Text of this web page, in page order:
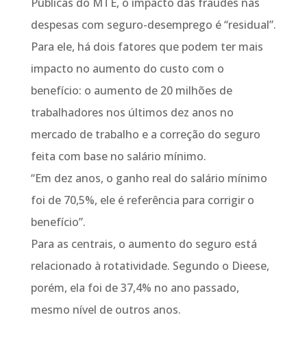
despesas com seguro-desemprego é “residual”.
Para ele, há dois fatores que podem ter mais
impacto no aumento do custo com o
benefício: o aumento de 20 milhões de
trabalhadores nos últimos dez anos no
mercado de trabalho e a correção do seguro
feita com base no salário mínimo.
“Em dez anos, o ganho real do salário mínimo
foi de 70,5%, ele é referência para corrigir o
benefício”.
Para as centrais, o aumento do seguro está
relacionado à rotatividade. Segundo o Dieese,
porém, ela foi de 37,4% no ano passado,
mesmo nível de outros anos.